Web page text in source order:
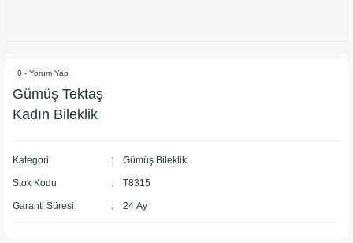
0 - Yorum Yap
Gümüş Tektaş
Kadın Bileklik
Kategori Gümüş Bileklik
Stok Kodu T8315
Garanti Süresi 24 Ay